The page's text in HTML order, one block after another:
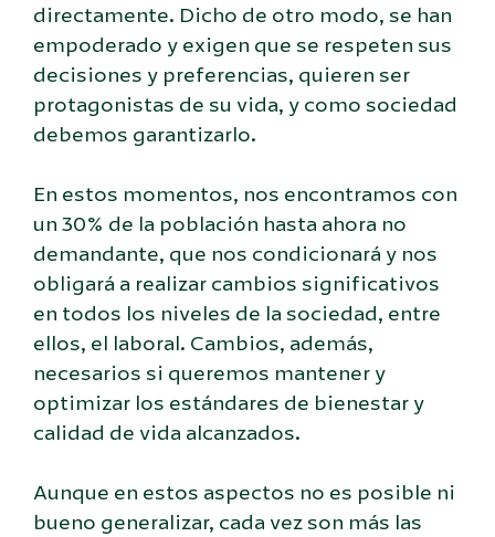
directamente. Dicho de otro modo, se han
empoderado y exigen que se respeten sus
decisiones y preferencias, quieren ser
protagonistas de su vida, y como sociedad
debemos garantizarlo.
En estos momentos, nos encontramos con
un 30% de la población hasta ahora no
demandante, que nos condicionará y nos
obligará a realizar cambios significativos
en todos los niveles de la sociedad, entre
ellos, el laboral. Cambios, además,
necesarios si queremos mantener y
optimizar los estándares de bienestar y
calidad de vida alcanzados.
Aunque en estos aspectos no es posible ni
bueno generalizar, cada vez son más las